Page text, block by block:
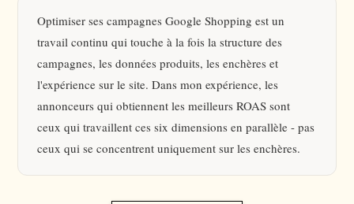
Optimiser ses campagnes Google Shopping est un
travail continu qui touche à la fois la structure des
campagnes, les données produits, les enchères et
l'expérience sur le site. Dans mon expérience, les
annonceurs qui obtiennent les meilleurs ROAS sont
ceux qui travaillent ces six dimensions en parallèle - pas
ceux qui se concentrent uniquement sur les enchères.